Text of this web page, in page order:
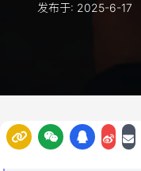
发布于: 2025-6-17